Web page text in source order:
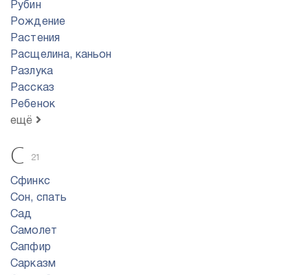
Рубин
Рождение
Растения
Расщелина, каньон
Разлука
Рассказ
Ребенок
ещё
С 21
Сфинкс
Сон, спать
Сад
Самолет
Сапфир
Сарказм